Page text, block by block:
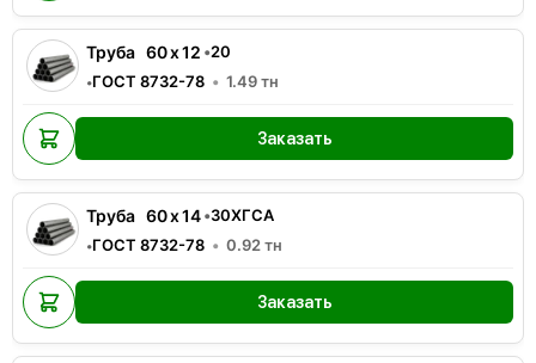
Труба 60x12 •20
•ГОСТ 8732-78 1.49тн
Заказать
Труба 60x14•30ХГСА
•ГОСТ 8732-78 0.92 тн
Заказать